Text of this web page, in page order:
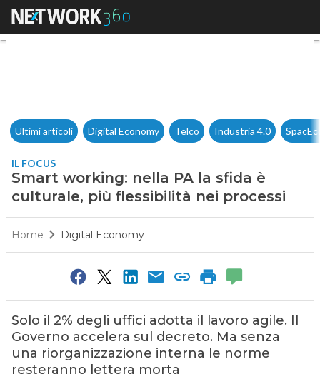
Smart working: nella PA la
Ultimi articoli Digital Economy Telco Industria 4.0
IL FOCUS
Smart working: nella PA la sfida è
culturale, più flessibilità nei processi
Home Digital Economy
Solo il 2% degli uffici adotta il lavoro agile. Il
Governo accelera sul decreto. Ma senza
una riorganizzazione interna le norme
resteranno lettera morta